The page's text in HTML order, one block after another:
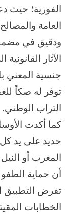
الفورية؛ حيث
العامة
ودقيق في
الآثار
جنسية المعني
توفر له صكاً
التراب الوطني.
كما أكدت
حديد على يد
المغرب أو
أن حماية
تفرض التطبيق
الخطابات